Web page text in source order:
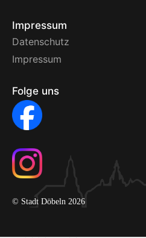
Impressum
Datenschutz
Impressum
Folge uns
© Stadt Döbeln 2026